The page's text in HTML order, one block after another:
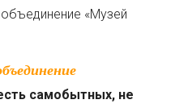
«Музей
самобытных, не